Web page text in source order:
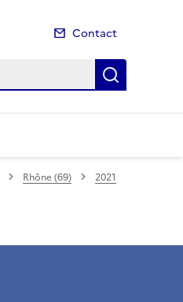
Contact
Rhône (69) 2021